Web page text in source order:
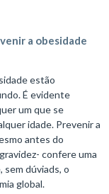
a obesidade
estão
É evidente
um que se
idade. Prevenir a
antes do
confere uma
sem dúviads, o
global.